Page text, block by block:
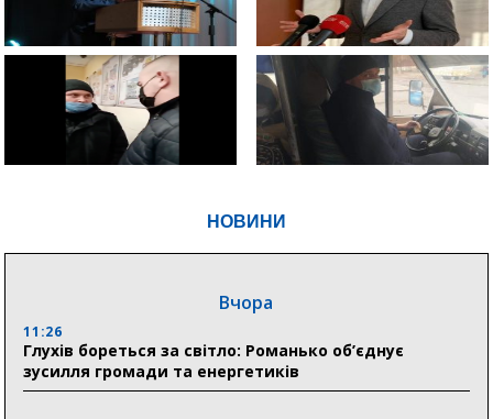
НОВИНИ
Вчора
11:26
Глухів бореться за світло: Романько об’єднує
зусилля громади та енергетиків